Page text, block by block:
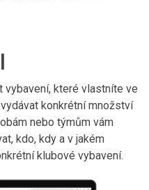
vybavení, které vlastníte ve
konkrétní množství
nebo týmům vám
kdo, kdy a v jakém
klubové vybavení.